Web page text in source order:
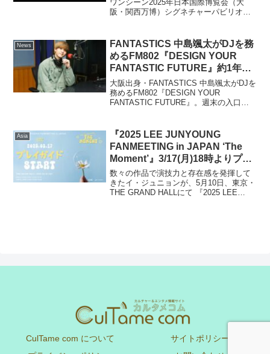
ワンシーン2025年日本国際博覧会（大
阪・関西万博）シグネチャーパビリオン
「いのちと食の循環」をテーマにしたオ
ープニングムー...
News
FANTASTICS 中島颯太がDJを務
めるFM802『DESIGN YOUR
FANTASTIC FUTURE』約1年ぶ
りの番組公開収録が決定！
大阪出身・FANTASTICS 中島颯太がDJを
務めるFM802『DESIGN YOUR
FANTASTIC FUTURE』。週末の入口で
の度本番組、１年ぶりの番組公開...
Asia
『2025 LEE JUNYOUNG
FANMEETING in JAPAN ‘The
Moment’』3/17(月)18時よりプレ
イガイド先行(先着)1次販売開始！
数々の作品で演技力と存在感を発揮して
きたイ・ジュニョンが、5月10日、東京・
THE GRAND HALLにて 『2025 LEE
CulTame com について
サイトポリシー